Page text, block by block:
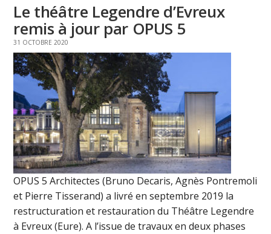
Le théâtre Legendre d’Evreux
remis à jour par OPUS 5
31 OCTOBRE 2020
OPUS 5 Architectes (Bruno Decaris, Agnès Pontremoli
et Pierre Tisserand) a livré en septembre 2019 la
restructuration et restauration du Théâtre Legendre
à Evreux (Eure). A l’issue de travaux en deux phases